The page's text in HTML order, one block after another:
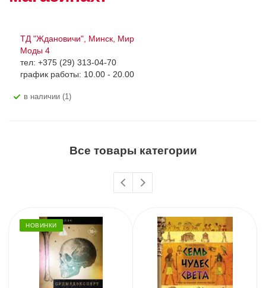
ТД "Ждановичи", Минск, Мир
Моды 4
тел: +375 (29) 313-04-70
график работы: 10.00 - 20.00
В наличии (1)
Все товары категории
НОВИНКИ